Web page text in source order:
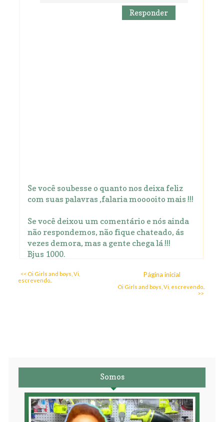
Responder
Se você soubesse o quanto nos deixa feliz
com suas palavras ,falaria mooooito mais !!!
Se você deixou um comentário e nós ainda
não respondemos, não fique chateado, ás
vezes demora, mas a gente chega lá !!!
Bjus 1000.
<< Oi Girls and boys, Vi,
escrevendo..
Oi Girls and boys, Vi, escrevendo..
>>
Página inicial
Somos